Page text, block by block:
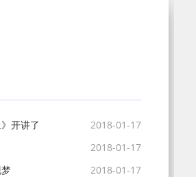
2018-01-17
开讲了
2018-01-17
2018-01-17